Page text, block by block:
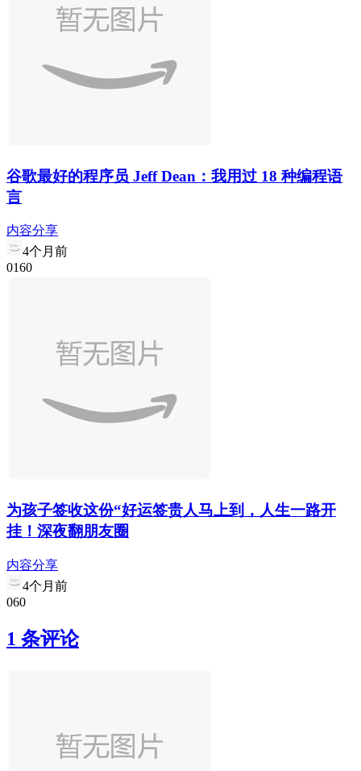
谷歌最好的程序员 Jeff Dean：我用过 18 种编程语
言
内容分享
4个月前
0160
为孩子签收这份“好运签贵人马上到，人生一路开
挂！深夜翻朋友圈
内容分享
4个月前
060
1 条评论